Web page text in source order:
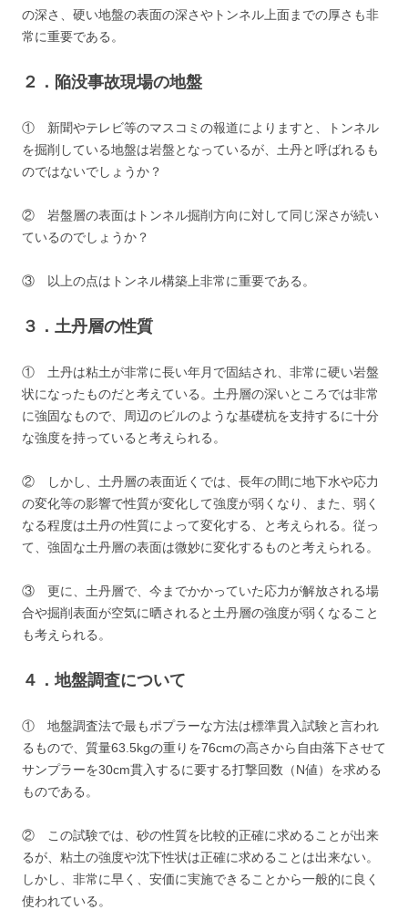
の深さ、硬い地盤の表面の深さやトンネル上面までの厚さも非
常に重要である。
２．陥没事故現場の地盤
① 新聞やテレビ等のマスコミの報道によりますと、トンネル
を掘削している地盤は岩盤となっているが、土丹と呼ばれるも
のではないでしょうか？
② 岩盤層の表面はトンネル掘削方向に対して同じ深さが続い
ているのでしょうか？
③ 以上の点はトンネル構築上非常に重要である。
３．土丹層の性質
① 土丹は粘土が非常に長い年月で固結され、非常に硬い岩盤
状になったものだと考えている。土丹層の深いところでは非常
に強固なもので、周辺のビルのような基礎杭を支持するに十分
な強度を持っていると考えられる。
② しかし、土丹層の表面近くでは、長年の間に地下水や応力
の変化等の影響で性質が変化して強度が弱くなり、また、弱く
なる程度は土丹の性質によって変化する、と考えられる。従っ
て、強固な土丹層の表面は微妙に変化するものと考えられる。
③ 更に、土丹層で、今までかかっていた応力が解放される場
合や掘削表面が空気に晒されると土丹層の強度が弱くなること
も考えられる。
４．地盤調査について
① 地盤調査法で最もポプラーな方法は標準貫入試験と言われ
るもので、質量63.5kgの重りを76cmの高さから自由落下させて
サンプラーを30cm貫入するに要する打撃回数（N値）を求める
ものである。
② この試験では、砂の性質を比較的正確に求めることが出来
るが、粘土の強度や沈下性状は正確に求めることは出来ない。
しかし、非常に早く、安価に実施できることから一般的に良く
使われている。